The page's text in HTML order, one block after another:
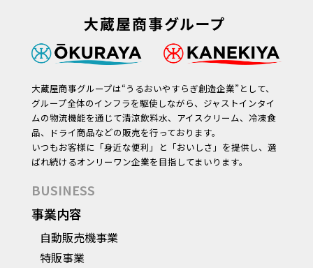
大蔵屋商事グループは“うるおいやすらぎ創造企業”として、
グループ全体のインフラを駆使しながら、ジャストインタイ
ムの物流機能を通じて清涼飲料水、アイスクリーム、冷凍食
品、ドライ商品などの販売を行っております。
いつもお客様に「身近な便利」と「おいしさ」を提供し、選
ばれ続けるオンリーワン企業を目指してまいります。
BUSINESS
事業内容
自動販売機事業
特販事業